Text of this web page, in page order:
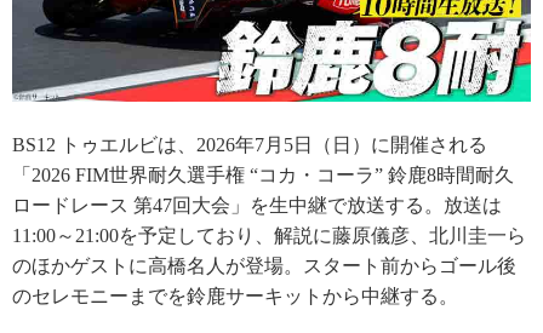
BS12 トゥエルビは、2026年7月5日（日）に開催される
「2026 FIM世界耐久選手権 “コカ・コーラ” 鈴鹿8時間耐久
ロードレース 第47回大会」を生中継で放送する。放送は
11:00～21:00を予定しており、解説に藤原儀彦、北川圭一ら
のほかゲストに高橋名人が登場。スタート前からゴール後
のセレモニーまでを鈴鹿サーキットから中継する。